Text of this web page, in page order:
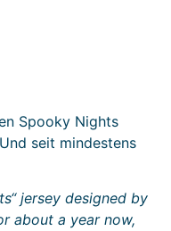
Spooky Nights
seit mindestens
jersey designed by
about a year now,